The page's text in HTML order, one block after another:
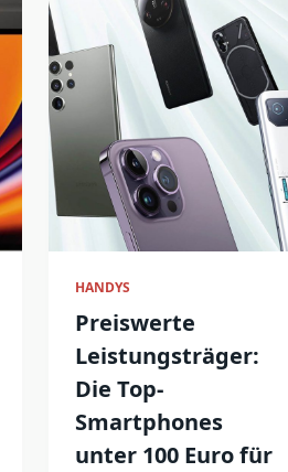
HANDYS
Preiswerte
Leistungsträger:
Die Top-
Smartphones
unter 100 Euro für